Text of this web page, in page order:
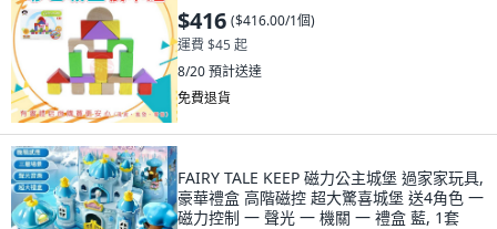
$416 ($416.00/1個)
運費 $45 起
8/20預計送達
免費退貨
FAIRY TALE KEEP 磁力公主城堡 過家家玩具,
豪華禮盒 高階磁控 超大驚喜城堡 送4角色 一
磁力控制 一 聲光 一 機關 一 禮盒 藍, 1套